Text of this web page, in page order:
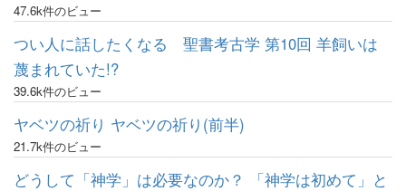
47.6k件のビュー
つい人に話したくなる 聖書考古学 第10回 羊飼いは
蔑まれていた!?
39.6k件のビュー
ヤベツの祈り ヤベツの祈り(前半)
21.7k件のビュー
どうして「神学」は必要なのか？ 「神学は初めて」と